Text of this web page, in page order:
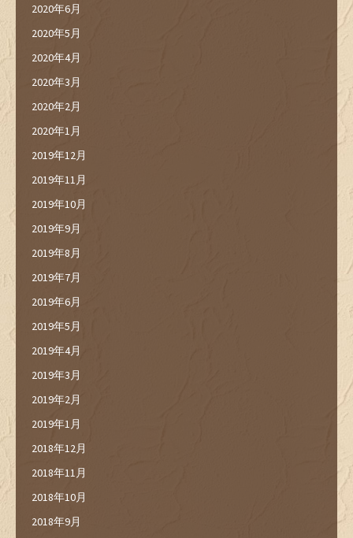
2020年6月
2020年5月
2020年4月
2020年3月
2020年2月
2020年1月
2019年12月
2019年11月
2019年10月
2019年9月
2019年8月
2019年7月
2019年6月
2019年5月
2019年4月
2019年3月
2019年2月
2019年1月
2018年12月
2018年11月
2018年10月
2018年9月